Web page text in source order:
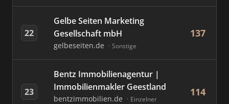
22
Gelbe Seiten Marketing
Gesellschaft mbH
gelbeseiten.de Sonstige
137
23
Bentz Immobilienagentur |
Immobilienmakler Geestland
bentzimmobilien.de
Einzelner
114